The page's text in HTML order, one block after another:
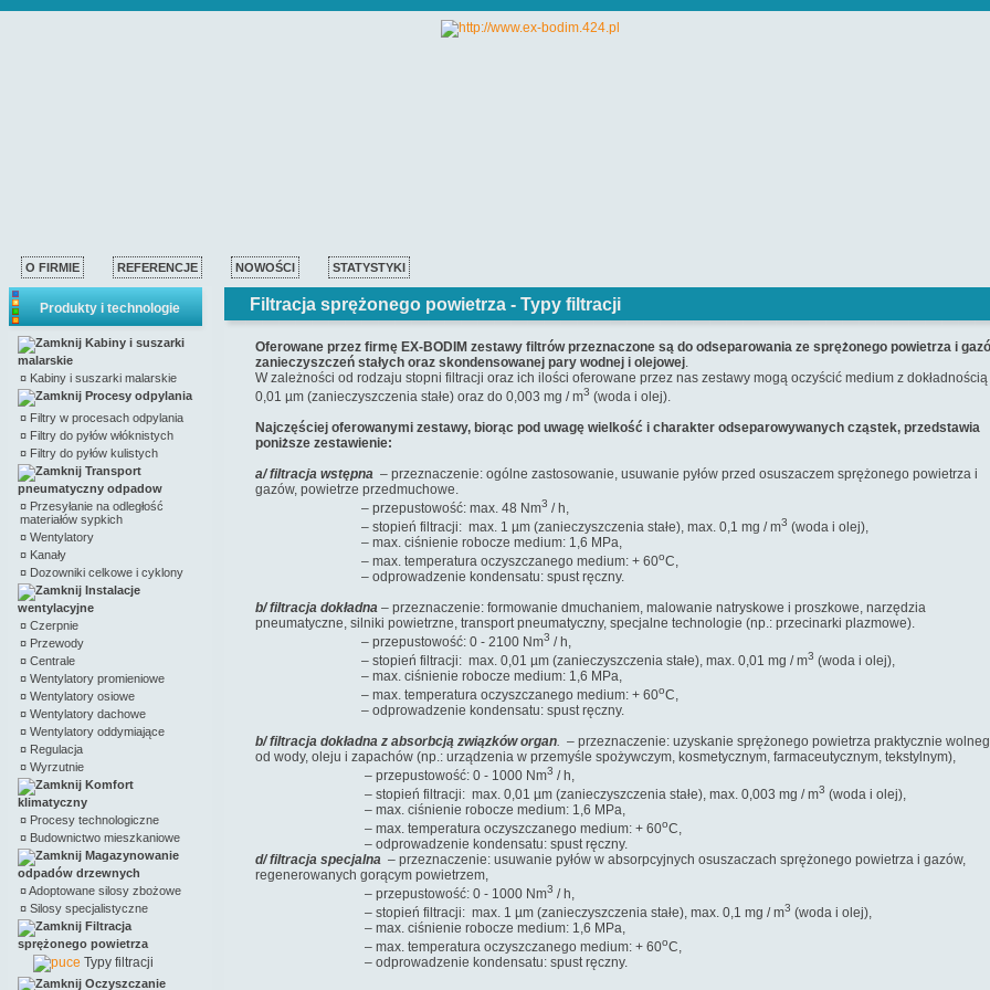
O FIRMIE REFERENCJE NOWOŚCI STATYSTYKI
Produkty i technologie
Kabiny i suszarki
malarskie
¤ Kabiny i suszarki malarskie
Procesy odpylania
¤ Filtry w procesach odpylania
¤ Filtry do pyłów włóknistych
¤ Filtry do pyłów kulistych
Transport
pneumatyczny odpadow
¤ Przesyłanie na odległość
materiałów sypkich
¤ Wentylatory
¤ Kanały
¤ Dozowniki celkowe i cyklony
Instalacje
wentylacyjne
¤ Czerpnie
¤ Przewody
¤ Centrale
¤ Wentylatory promieniowe
¤ Wentylatory osiowe
¤ Wentylatory dachowe
¤ Wentylatory oddymiające
¤ Regulacja
¤ Wyrzutnie
Komfort
klimatyczny
¤ Procesy technologiczne
¤ Budownictwo mieszkaniowe
Magazynowanie
odpadów drzewnych
¤Adoptowane silosy zbożowe
¤ Silosy specjalistyczne
Filtracja
sprężonego powietrza
Typy filtracji
Oczyszczanie
Filtracja sprężonego powietrza - Typy filtracji
Oferowane przez firmę EX-BODIM zestawy filtrów przeznaczone są do odseparowania ze sprężonego powietrza i
zanieczyszczeń stałych oraz skondensowanej pary wodnej i olejowej.
W zależności od rodzaju stopni filtracji oraz ich ilości oferowane przez nas zestawy mogą oczyścić medium z
0,01 µm (zanieczyszczenia stałe) oraz do 0,003 mg / m3 (woda i olej).
Najczęściej oferowanymi zestawy, biorąc pod uwagę wielkość i charakter odseparowywanych cząstek, przedstawia
poniższe zestawienie:
a/ filtracja wstępna – przeznaczenie: ogólne zastosowanie, usuwanie pyłów przed osuszaczem sprężonego powietrza i
gazów, powietrze przedmuchowe.
– przepustowość: max. 48 Nm3 / h,
– stopień filtracji: max. 1 µm (zanieczyszczenia stałe), max. 0,1 mg / m3 (woda i olej),
– max. ciśnienie robocze medium: 1,6 MPa,
– max. temperatura oczyszczanego medium: + 60oC,
– odprowadzenie kondensatu: spust ręczny.
b/ filtracja dokładna – przeznaczenie: formowanie dmuchaniem, malowanie natryskowe i proszkowe, narzędzia
pneumatyczne, silniki powietrzne, transport pneumatyczny, specjalne technologie (np.: przecinarki plazmowe).
– przepustowość: 0 - 2100 Nm3 / h,
– stopień filtracji: max. 0,01 µm (zanieczyszczenia stałe), max. 0,01 mg / m3 (woda i olej),
– max. ciśnienie robocze medium: 1,6 MPa,
– max. temperatura oczyszczanego medium: + 60oC,
– odprowadzenie kondensatu: spust ręczny.
b/ filtracja dokładna z absorbcją związków organ. – przeznaczenie: uzyskanie sprężonego powietrza praktycznie
od wody, oleju i zapachów (np.: urządzenia w przemyśle spożywczym, kosmetycznym, farmaceutycznym, tekstylnym),
– przepustowość: 0 - 1000 Nm3 / h,
– stopień filtracji: max. 0,01 µm (zanieczyszczenia stałe), max. 0,003 mg / m3 (woda i olej),
– max. ciśnienie robocze medium: 1,6 MPa,
– max. temperatura oczyszczanego medium: + 60oC,
– odprowadzenie kondensatu: spust ręczny.
d/ filtracja specjalna – przeznaczenie: usuwanie pyłów w absorpcyjnych osuszaczach sprężonego powietrza i gazów,
regenerowanych gorącym powietrzem,
– przepustowość: 0 - 1000 Nm3 / h,
– stopień filtracji: max. 1 µm (zanieczyszczenia stałe), max. 0,1 mg / m3 (woda i olej),
– max. ciśnienie robocze medium: 1,6 MPa,
– max. temperatura oczyszczanego medium: + 60oC,
– odprowadzenie kondensatu: spust ręczny.